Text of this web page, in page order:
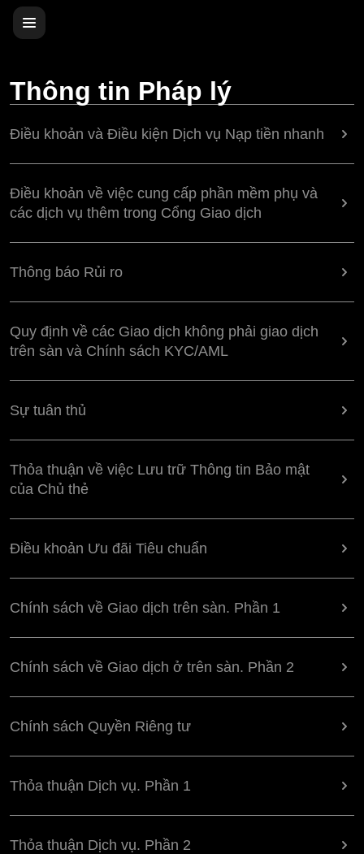
Thông tin Pháp lý
Điều khoản và Điều kiện Dịch vụ Nạp tiền nhanh
Điều khoản về việc cung cấp phần mềm phụ và
các dịch vụ thêm trong Cổng Giao dịch
Thông báo Rủi ro
Quy định về các Giao dịch không phải giao dịch
trên sàn và Chính sách KYC/AML
Sự tuân thủ
Thỏa thuận về việc Lưu trữ Thông tin Bảo mật
của Chủ thẻ
Điều khoản Ưu đãi Tiêu chuẩn
Chính sách về Giao dịch trên sàn. Phần 1
Chính sách về Giao dịch ở trên sàn. Phần 2
Chính sách Quyền Riêng tư
Thỏa thuận Dịch vụ. Phần 1
Thỏa thuận Dịch vụ. Phần 2